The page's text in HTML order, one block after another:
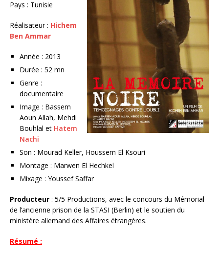
Pays : Tunisie
Réalisateur : Hichem
Ben Ammar
Année : 2013
Durée : 52 mn
Genre :
documentaire
Image : Bassem
Aoun Allah, Mehdi
Bouhlal et Hatem
Nachi
Son : Mourad Keller, Houssem El Ksouri
Montage : Marwen El Hechkel
Mixage : Youssef Saffar
Producteur : 5/5 Productions, avec le concours du Mémorial
de l’ancienne prison de la STASI (Berlin) et le soutien du
ministère allemand des Affaires étrangères.
Résumé :